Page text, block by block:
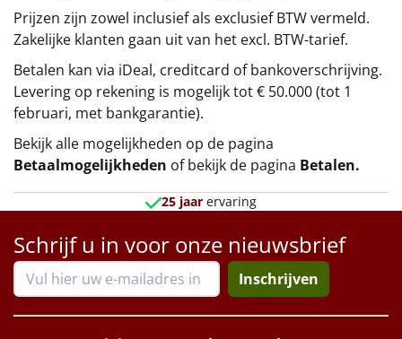
Prijzen zijn zowel inclusief als exclusief BTW vermeld.
Zakelijke klanten gaan uit van het excl. BTW-tarief.
Betalen kan via iDeal, creditcard of bankoverschrijving.
Levering op rekening is mogelijk tot € 50.000 (tot 1
februari, met bankgarantie).
Bekijk alle mogelijkheden op de pagina
Betaalmogelijkheden of bekijk de pagina Betalen.
25 jaar ervaring
Schrijf u in voor onze nieuwsbrief
Inschrijven